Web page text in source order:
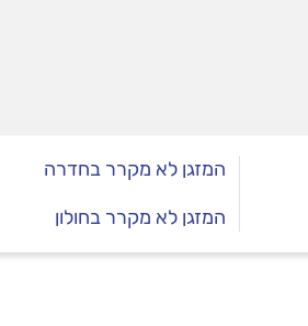
המזגן לא מקרר בחדרה
המזגן לא מקרר בחולון